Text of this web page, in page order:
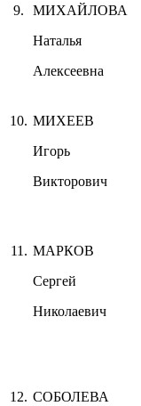
9.
МИХАЙЛОВА
Наталья
Алексеевна
10. МИХЕЕВ
Игорь
Викторович
11. МАРКОВ
Сергей
Николаевич
12. СОБОЛЕВА